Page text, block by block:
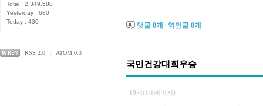
Total : 2,349,580
Yesterday : 680
Today : 430
RSS 2.0 ATOM 0.3
댓글 0개 엮인글 0개
국민건강대회우승
19개(1/1페이지)